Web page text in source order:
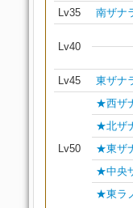
Lv35
南ザナ
Lv40
Lv45
東ザナ
Lv50
★西ザ
★北ザ
★東ザ
★中央
★東ラ